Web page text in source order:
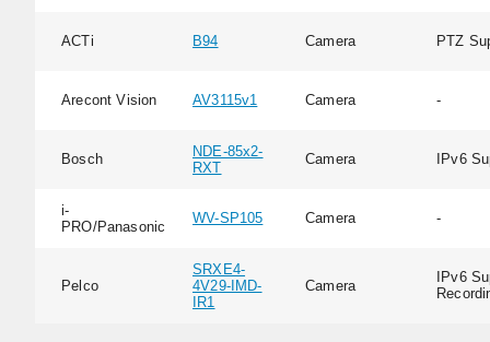
ACTi B94 Camera PTZ
Arecont Vision AV3115v1 Camera -
Bosch
NDE-85x2-
RXT
Camera IPv6
i-
PRO/Panasonic
WV-SP105 Camera -
Pelco
SRXE4-
4V29-IMD-
IR1
Camera
IPv6